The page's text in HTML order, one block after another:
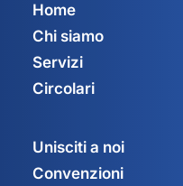
Home
Chi siamo
Servizi
Circolari
Unisciti a noi
Convenzioni